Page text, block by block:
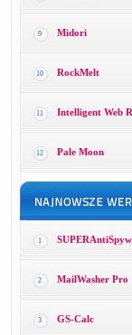
9 Midori
10 RockMelt
11 Intelligent Web
12 Pale Moon
1
2 MailWasher Pro
3 GS-Calc